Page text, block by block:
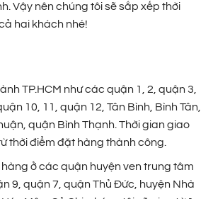
Vậy nên chúng tôi sẽ sắp xếp thời
hai khách nhé!
TP.HCM như các quận 1, 2, quận 3,
10, 11, quận 12, Tân Bình, Bình Tân,
quận Bình Thạnh. Thời gian giao
thời điểm đặt hàng thành công.
ở các quận huyện ven trung tâm
9, quận 7, quận Thủ Đức, huyện Nhà